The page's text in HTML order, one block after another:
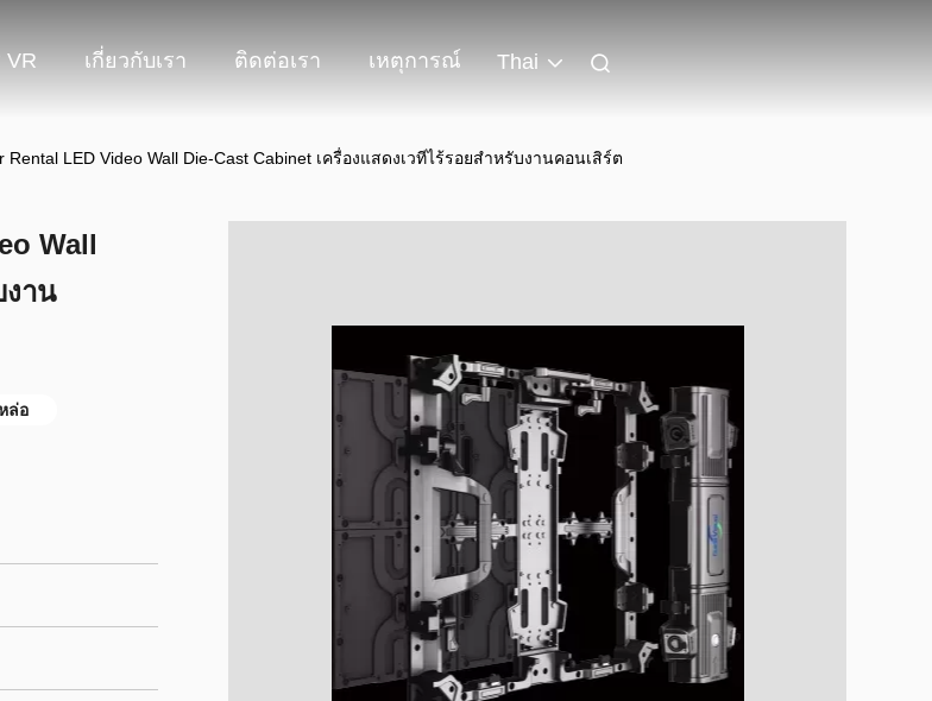
VR เกี่ยวกับเรา ติดต่อเรา เหตุการณ์ Thai
Rental LED Video Wall Die-Cast Cabinet เครื่องแสดงเวทีไร้รอยสําหรับงานคอนเสิร์ต
Wall
งาน
ล่อ